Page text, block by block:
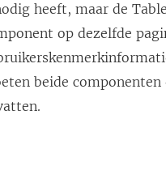
heeft, maar de
op dezelfde
beide